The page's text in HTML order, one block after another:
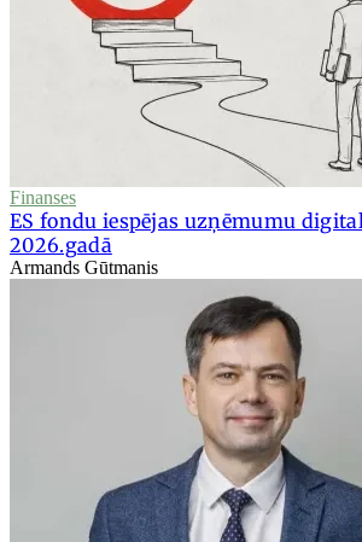
Finanses
ES fondu iespējas uzņēmumu
2026.gadā
Armands Gūtmanis